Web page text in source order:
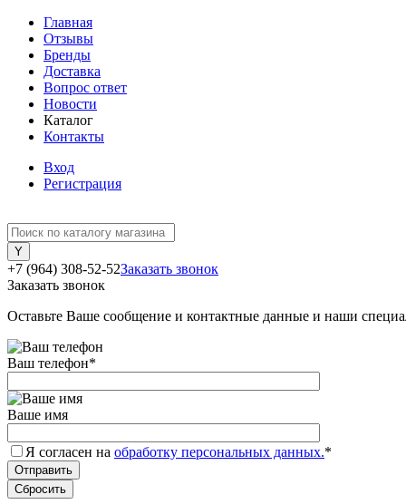
Главная
Отзывы
Бренды
Доставка
Вопрос ответ
Новости
Каталог
Контакты
Вход
Регистрация
+7 (964) 308-52-52Заказать звонок
Заказать звонок
Оставьте Ваше сообщение и контактные данные и наши
Ваш телефон*
Ваше имя
Я согласен на обработку персональных данных.*